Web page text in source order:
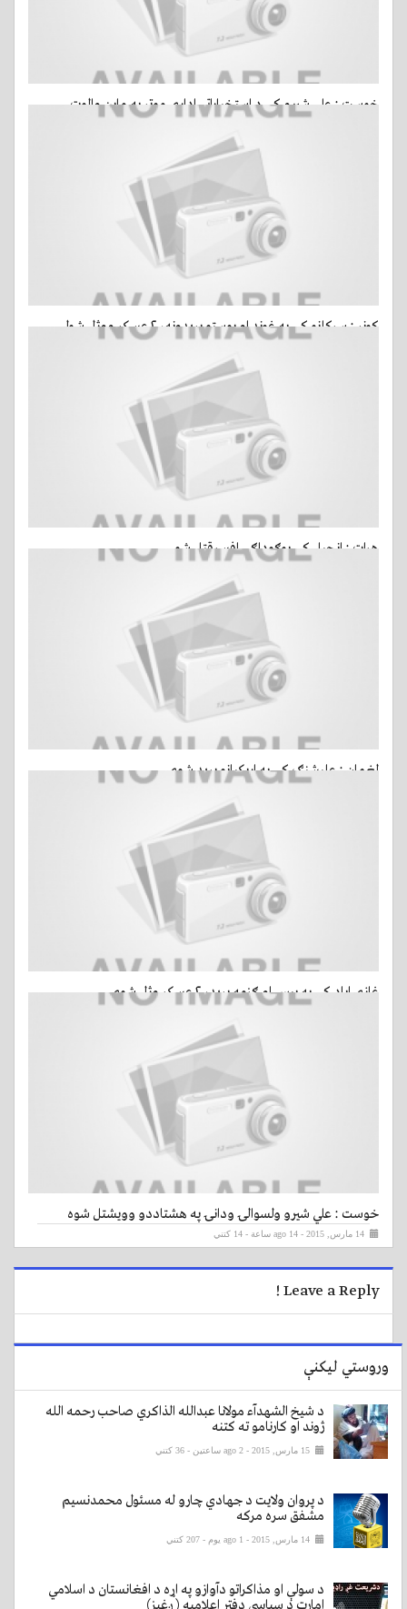
خوست : علي شيرو کې د استخباراتي ادارې موټر په ماين والوت
کونړ : سرکاڼو کې په غونډ او پوستو بريدونه، ۲ عسکر ووژل شول
هرات : انجیل کې یوګوډاګی افسرقتل شو
لغمان : عليشنګ کې په اربکيانو بريد شوی
غازي اباد کې په بيس او ګزمه بريد، ۲ عسکر وژل شوي
خوست : علي شيرو ولسوالۍ ودانۍ په هشتاددو وويشتل شوه
14 مارس, 2015 - ago 14 ساعة - 14 کتني
Leave a Reply !
وروستي لیکنې
د شیخ الشهدآء مولانا عبدالله الذاکري صاحب رحمه الله
ژوند او کارنامو ته کتنه
15 مارس, 2015 - ago 2 ساعتين - 36 کتني
د پروان ولایت د جهادي چارو له مسئول محمدنسیم
مشفق سره مرکه
14 مارس, 2015 - ago 1 يوم - 207 کتني
د سولې او مذاکراتو دآوازو په اړه د افغانستان د اسلامي